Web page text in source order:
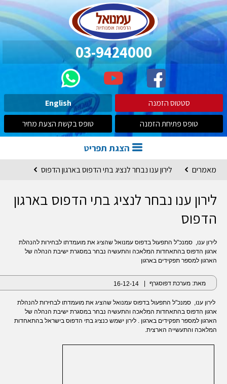
03-9424000
סטטוס הזמנה
English
טופס פתיחת הזמנה
טופס בקשת הצעת מחיר
מאמרים לירון ענו נבחר לנציג בתי הדפוס בארגון הדפוס
לירון ענו נבחר לנציג בתי הדפוס בארגון
הדפוס
לירון ענו, סמנכ"ל התפעול בדפוס עמנואל שהציג את מועמדתו לבחירות להנהלת
ארגון הדפוס בהתאחדות המלאכה והתעשיה נבחר במסגרת ישיבת הנהלה של
הארגון למספר תפקידים בארגון
מאת: מערכת דפוסגרף |
16-12-14
לירון ענו, סמנכ"ל התפעול בדפוס עמנואל שהציג את מועמדתו לבחירות להנהלת
ארגון הדפוס בהתאחדות המלאכה והתעשיה נבחר במסגרת ישיבת הנהלה של
הארגון למספר תפקידים בארגון . לירון ישמש כנציג בתי הדפוס בישראל בהתאחדות
המלאכה והתעשייה הארצית.